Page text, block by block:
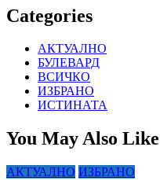
Categories
АКТУАЛНО
БУЛЕВАРД
ВСИЧКО
ИЗБРАНО
ИСТИНАТА
You May Also Like
АКТУАЛНО ИЗБРАНО